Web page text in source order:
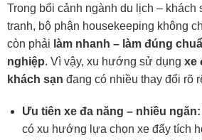
Trong bối cảnh ngành du lịch – khách
tranh, bộ phận housekeeping không
còn phải làm nhanh – làm đúng
nghiệp. Vì vậy, xu hướng sử dụng xe
khách sạn đang có nhiều thay đổi rõ
Ưu tiên xe đa năng – nhiều ngăn:
có xu hướng lựa chọn xe đẩy tích